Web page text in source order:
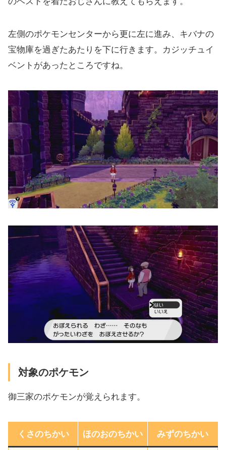
左側のポケモンセンターから更に左に進み、キバナの
宝物庫を過ぎたあたりを下に行きます。カジッチュイ
ベントがあったところですね。
対象のポケモン
御三家のポケモンが覚えられます。
くさのちかい ほのおのちかい みずのちかい